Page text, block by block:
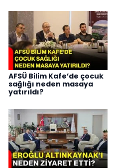
AFSÜ Bilim Kafe’de çocuk
sağlığı neden masaya
yatırıldı?